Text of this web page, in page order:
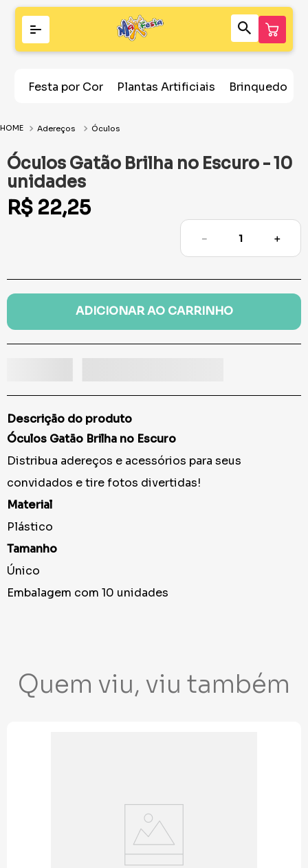
Festa por Cor Plantas Artificiais Brinquedos
Adereços Óculos
Óculos Gatão Brilha no Escuro - 10
unidades
R$ 22,25
＋
－
ADICIONAR AO CARRINHO
Descrição do produto
Óculos Gatão Brilha no Escuro
Distribua adereços e acessórios para seus
convidados e tire fotos divertidas!
Material
Plástico
Tamanho
Único
Embalagem com 10 unidades
Quem viu, viu também